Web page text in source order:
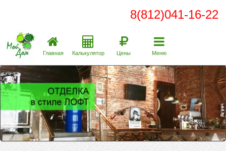
8(812)041-16-22
Главная Калькулятор Цены Меню